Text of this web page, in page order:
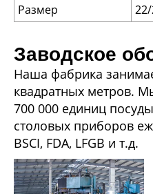
Размер
Заводское
Наша фабрика
квадратных метров.
700 000 единиц
столовых приборов
BSCI, FDA, LFGB и т.д.